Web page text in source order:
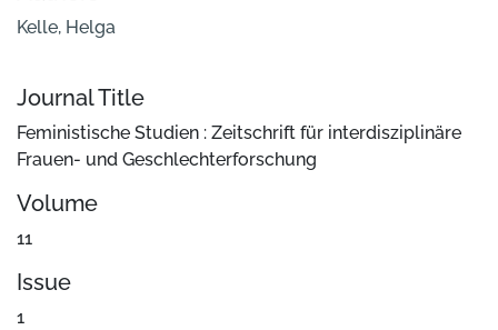
Kelle, Helga
Journal Title
Feministische Studien : Zeitschrift für interdisziplinäre
Frauen- und Geschlechterforschung
Volume
11
Issue
1